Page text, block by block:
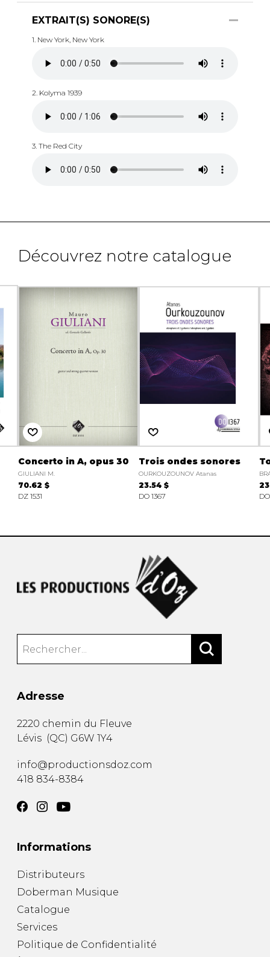
EXTRAIT(S) SONORE(S)
1. New York, New York
2. Kolyma 1939
3. The Red City
Découvrez notre catalogue
Concerto in A, opus 30
GIULIANI M.
70.62 $
DZ 1531
Trois ondes sonores
OURKOUZOUNOV Atanas
23.54 $
DO 1367
Adresse
2220 chemin du Fleuve
Lévis (QC) G6W 1Y4
info@productionsdoz.com
418 834-8384
Informations
Distributeurs
Doberman Musique
Catalogue
Services
Politique de Confidentialité